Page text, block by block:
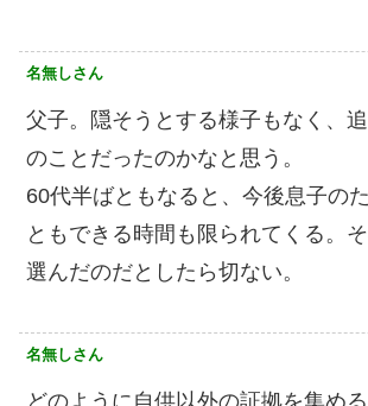
名無しさん
父子。隠そうとする様子もなく、
のことだったのかなと思う。
60代半ばともなると、今後息子の
ともできる時間も限られてくる。
選んだのだとしたら切ない。
名無しさん
どのように自供以外の証拠を集める